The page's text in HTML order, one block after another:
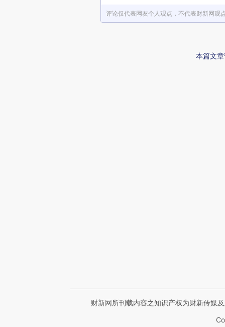
评论仅代表网友个人观点，不代表财新网观
本篇文
财新网所刊载内容之知识产权为财新传媒